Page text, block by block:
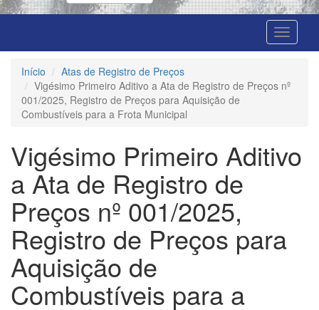
Início
Atas de Registro de Preços
Vigésimo Primeiro Aditivo a Ata de Registro de Preços nº
001/2025, Registro de Preços para Aquisição de
Combustíveis para a Frota Municipal
Vigésimo Primeiro Aditivo
a Ata de Registro de
Preços nº 001/2025,
Registro de Preços para
Aquisição de
Combustíveis para a